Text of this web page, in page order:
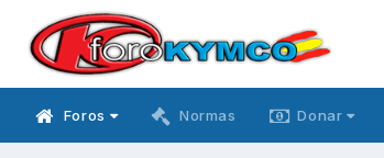
Foros Normas Donar